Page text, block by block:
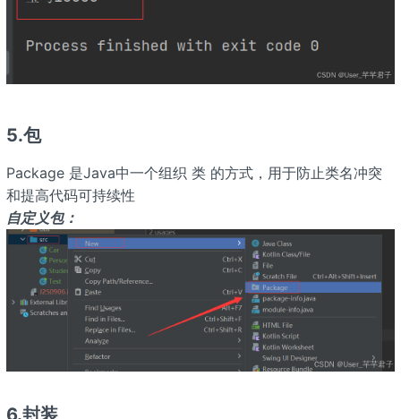
5.包
Package 是Java中一个组织 类 的方式，用于防止类名冲突
和提高代码可持续性
自定义包：
6.封装